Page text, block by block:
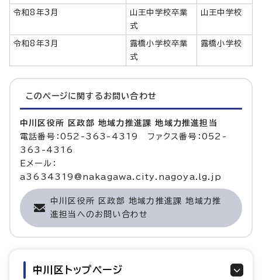
令和8年3月
山王中学校卒業
式
山王中学校
令和8年3月
露橋小学校卒業
式
露橋小学校
このページに関する お問い合わせ
中川区役所 区政部 地域力推進課 地域力推進担当
電話番号：052-363-4319 ファクス番号：052-
363-4316
Eメール：
a3634319@nakagawa.city.nagoya.lg.jp
中川区役所 区政部 地域力推進課 地域力推
進担当へのお問い合わせ
中川区トップページ